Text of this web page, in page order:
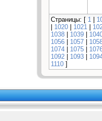
Страницы: [ 1 |
| 1020 | 1021 |
1038 | 1039 |
1056 | 1057 |
1074 | 1075 |
1092 | 1093 |
1110 ]